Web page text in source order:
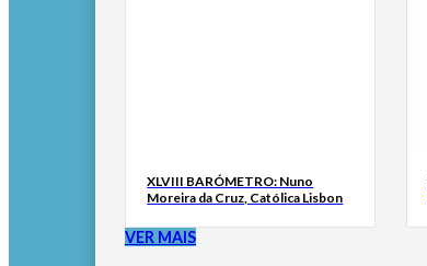
XLVIII BARÓMETRO: Nuno
Moreira da Cruz, Católica Lisbon
VER MAIS